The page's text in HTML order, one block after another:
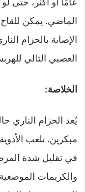
عامًا أو أكثر، حتى
الماضي. يمكن
الإصابة بالحزام
العصبي التالي
الخلاصة:
يُعد الحزام الناري
مبكرين. تلعب
في تقليل شدة
والكريمات